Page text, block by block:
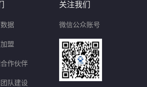
据
盟
作伙伴
队建设
关注我们
微信公众账号